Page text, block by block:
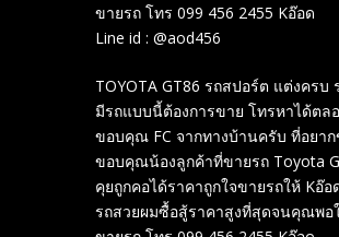
ขายรถ โทร 099 456 2455 Kอ๊อด
Line id : @aod456
TOYOTA GT86 รถสปอร์ต แต่งครบ
มีรถแบบนี้ต้องการขาย โทรหาได้ตล
ขอบคุณ FC จากทางบ้านครับ ที่อยา
ขอบคุณน้องลูกค้าที่ขายรถ Toyota
คุยถูกคอได้ราคาถูกใจขายรถให้ Kอ๊
รถสวยผมซื้อสู้ราคาสูงที่สุดจนคุณพอ